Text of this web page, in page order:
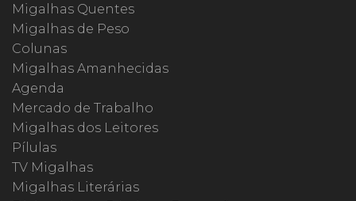
Migalhas Quentes
Migalhas de Peso
Colunas
Migalhas Amanhecidas
Agenda
Mercado de Trabalho
Migalhas dos Leitores
Pílulas
TV Migalhas
Migalhas Literárias